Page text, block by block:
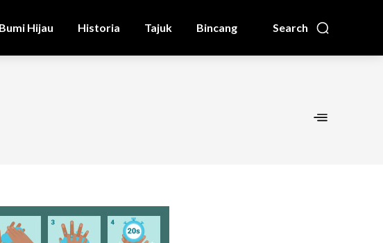
Search
Bumi Hijau Historia Tajuk Bincang